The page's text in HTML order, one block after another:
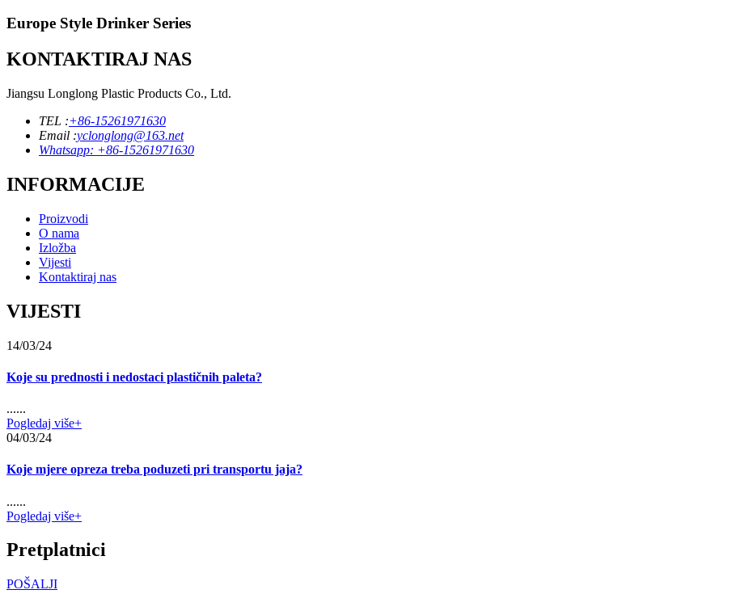
Europe Style Drinker Series
KONTAKTIRAJ NAS
Jiangsu Longlong Plastic Products Co., Ltd.
TEL :+86-15261971630
Email :yclonglong@163.net
Whatsapp: +86-15261971630
INFORMACIJE
Proizvodi
O nama
Izložba
Vijesti
Kontaktiraj nas
VIJESTI
14/03/24
Koje su prednosti i nedostaci plastičnih paleta?
......
Pogledaj više+
04/03/24
Koje mjere opreza treba poduzeti pri transportu jaja?
......
Pogledaj više+
Pretplatnici
POŠALJI